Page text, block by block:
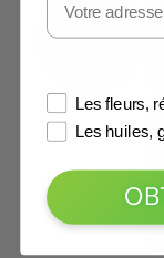
Les fleurs,
Les huiles,